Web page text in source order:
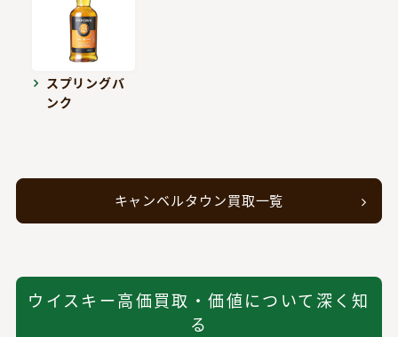
スプリングバ
ンク
キャンベルタウン買取一覧
ウイスキー高価買取・価値について深く知
る